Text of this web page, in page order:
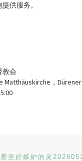
供服务。
教会
Matthäuskirche，
至於嫉妒的灵